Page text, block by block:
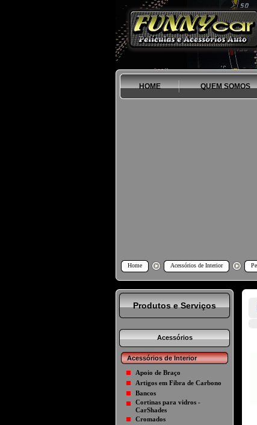
HOME QUEM SOMOS
Home Acessórios de Interior
Produtos e Serviços
Acessórios
Acessórios de Interior
Apoio de Braço
Artigos em Fibra de Carbono
Bancos
Cortinas para vidros -
CarShades
Cromados